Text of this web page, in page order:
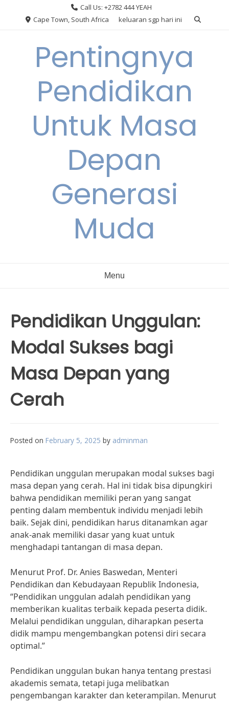
Call Us: +2782 444 YEAH
Cape Town, South Africa
keluaran sgp hari ini
Pentingnya
Pendidikan
Untuk Masa
Depan
Generasi
Muda
Menu
Pendidikan Unggulan:
Modal Sukses bagi
Masa Depan yang
Cerah
Posted on February 5, 2025 by adminman
Pendidikan unggulan merupakan modal sukses bagi
masa depan yang cerah. Hal ini tidak bisa dipungkiri
bahwa pendidikan memiliki peran yang sangat
penting dalam membentuk individu menjadi lebih
baik. Sejak dini, pendidikan harus ditanamkan agar
anak-anak memiliki dasar yang kuat untuk
menghadapi tantangan di masa depan.
Menurut Prof. Dr. Anies Baswedan, Menteri
Pendidikan dan Kebudayaan Republik Indonesia,
“Pendidikan unggulan adalah pendidikan yang
memberikan kualitas terbaik kepada peserta didik.
Melalui pendidikan unggulan, diharapkan peserta
didik mampu mengembangkan potensi diri secara
optimal.”
Pendidikan unggulan bukan hanya tentang prestasi
akademis semata, tetapi juga melibatkan
pengembangan karakter dan keterampilan. Menurut